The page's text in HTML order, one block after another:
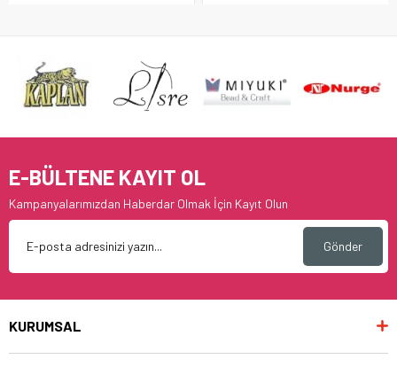
E-BÜLTENE KAYIT OL
Kampanyalarımızdan Haberdar Olmak İçin Kayıt Olun
Gönder
KURUMSAL